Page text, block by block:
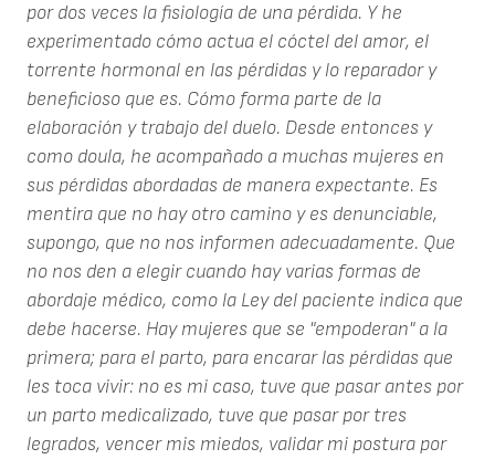
por dos veces la fisiología de una pérdida. Y he
experimentado cómo actua el cóctel del amor, el
torrente hormonal en las pérdidas y lo reparador y
beneficioso que es. Cómo forma parte de la
elaboración y trabajo del duelo. Desde entonces y
como doula, he acompañado a muchas mujeres en
sus pérdidas abordadas de manera expectante. Es
mentira que no hay otro camino y es denunciable,
supongo, que no nos informen adecuadamente. Que
no nos den a elegir cuando hay varias formas de
abordaje médico, como la Ley del paciente indica que
debe hacerse. Hay mujeres que se "empoderan" a la
primera; para el parto, para encarar las pérdidas que
les toca vivir: no es mi caso, tuve que pasar antes por
un parto medicalizado, tuve que pasar por tres
legrados, vencer mis miedos, validar mi postura por